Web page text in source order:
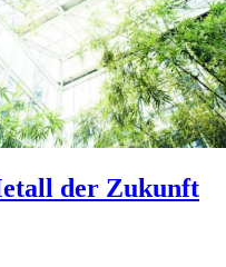
der Zukunft